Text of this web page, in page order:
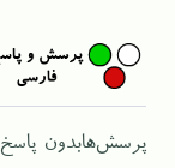
پرسش‌هابدون پاسخ